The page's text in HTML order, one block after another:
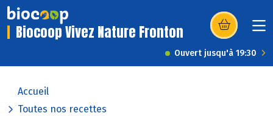
Biocoop Vivez Nature Fronton (s’ouvre dans
Ouvert jusqu'à 19:30
Accueil
Toutes nos recettes